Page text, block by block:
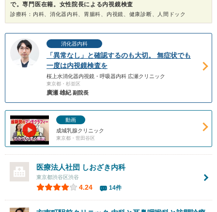
で。専門医在籍。女性院長による内視鏡検査
診療科：内科、消化器内科、胃腸科、内視鏡、健康診断、人間ドック
消化器内科
「異常なし」と確認するのも大切。 無症状でも
一度は内視鏡検査を
桜上水消化器内視鏡・呼吸器内科 広瀬クリニック
東京都・杉並区
廣瀬 雄紀 副院長
動画
成城乳腺クリニック
東京都・世田谷区
医療法人社団 しおざき内科
東京都渋谷区渋谷
4.24 14件